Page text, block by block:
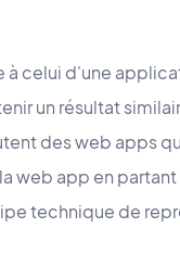
à celui d'une
un résultat
des web apps
web app en
technique de